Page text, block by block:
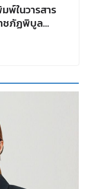
พ์ในวารสาร
ชภัฏพิบูล